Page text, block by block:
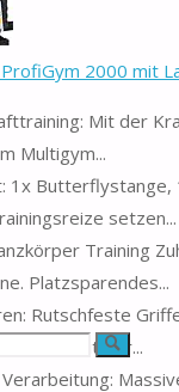
Suche
2000 mit
Mit der
Multigym...
1x Butterflystange,
setzen...
Training
Platzsparendes...
Rutschfeste
der...